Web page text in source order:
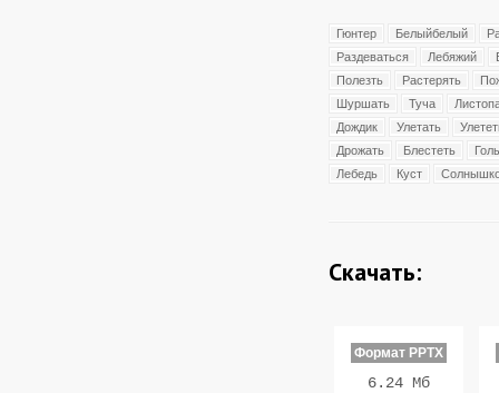
Гюнтер Белыйбелый
Раздеваться
Лебяжий
Полезть
Растерять
Шуршать
Туча
Дождик
Улетать
Дрожать
Блестеть
Лебедь
Куст
Скачать:
Формат PPTX
6.24 Мб